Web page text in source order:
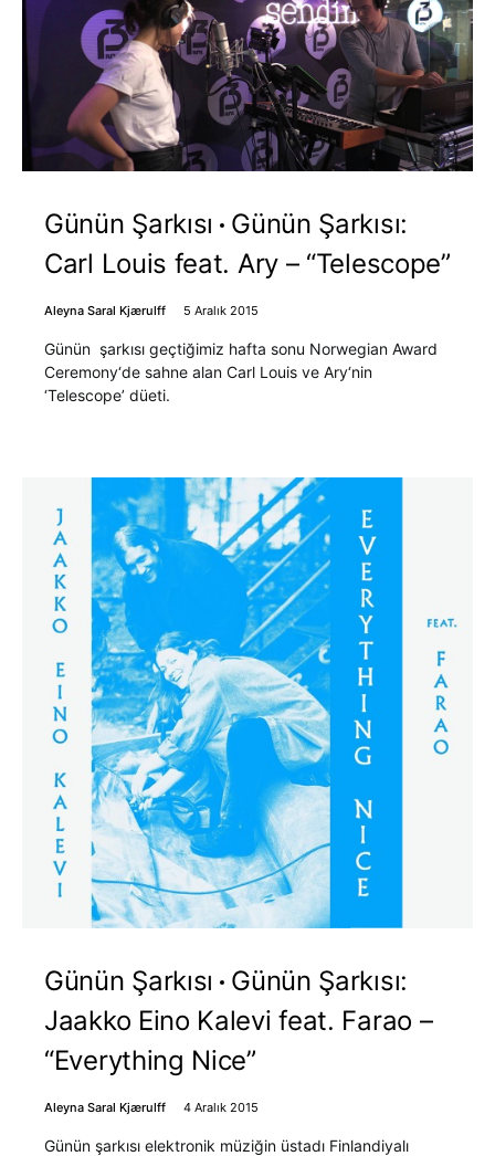
Günün Şarkısı
Günün Şarkısı:
Carl Louis feat. Ary – “Telescope”
Aleyna Saral Kjærulff 5 Aralık 2015
Günün şarkısı geçtiğimiz hafta sonu Norwegian Award
Ceremony‘de sahne alan Carl Louis ve Ary‘nin
‘Telescope’ düeti.
Günün Şarkısı
Günün Şarkısı:
Jaakko Eino Kalevi feat. Farao –
“Everything Nice”
Aleyna Saral Kjærulff 4 Aralık 2015
Günün şarkısı elektronik müziğin üstadı Finlandiyalı